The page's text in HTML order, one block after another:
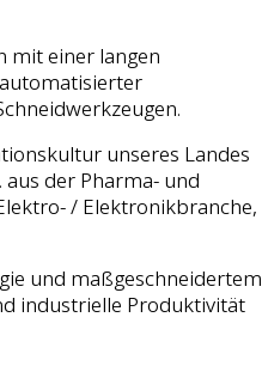
mit einer langen
unseres Landes
der Pharma- und
/ Elektronikbranche,
und maßgeschneidertem
industrielle Produktivität